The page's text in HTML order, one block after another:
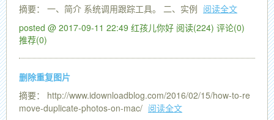
摘要： 一、简介 系统调用跟踪工具。 二、实例 阅读全文
posted @ 2017-09-11 22:49 红孩儿你好 阅读(224) 评论(0)
推荐(0)
删除重复图片
摘要： http://www.idownloadblog.com/2016/02/15/how-to-re
move-duplicate-photos-on-mac/ 阅读全文